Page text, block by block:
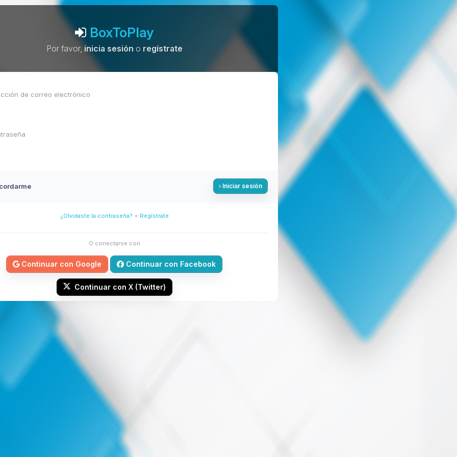
BoxToPlay
Por favor,inicia sesión o regístrate
Iniciar sesión
¿Olvidaste la contraseña? - Regístrate
O conectarse con
Continuar con Google Continuar con Facebook
Continuar con X (Twitter)